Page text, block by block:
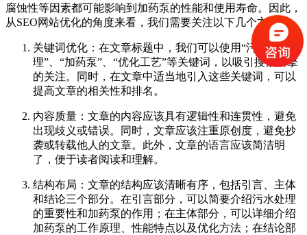
腐蚀性等因素都可能影响到加药泵的性能和使用寿命。因此，
从SEO网站优化的角度来看，我们需要关注以下几个方面：
关键词优化：在文章标题中，我们可以使用“污水处
理”、“加药泵”、“优化工艺”等关键词，以吸引搜索引擎
的关注。同时，在文章中适当地引入这些关键词，可以
提高文章的相关性和排名。
内容质量：文章的内容应该具有逻辑性和连贯性，避免
出现歧义或错误。同时，文章应该注重原创度，避免抄
袭或转载他人的文章。此外，文章的语言应该简洁明
了，便于读者阅读和理解。
结构布局：文章的结构应该清晰有序，包括引言、主体
和结论三个部分。在引言部分，可以简要介绍污水处理
的重要性和加药泵的作用；在主体部分，可以详细介绍
加药泵的工作原理、性能特点以及优化方法；在结论部